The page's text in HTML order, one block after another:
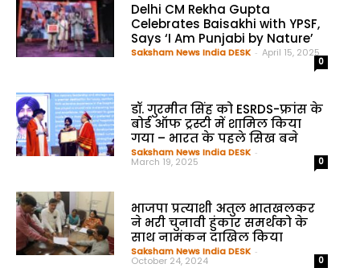
Delhi CM Rekha Gupta
Celebrates Baisakhi with YPSF,
Says ‘I Am Punjabi by Nature’
Saksham News India DESK - April 15, 2025
0
डॉ. गुरमीत सिंह को ESRDS-फ्रांस के
बोर्ड ऑफ ट्रस्टी में शामिल किया
गया – भारत के पहले सिख बने
Saksham News India DESK -
March 19, 2025 0
भाजपा प्रत्याशी अतुल भातखलकर
ने भरी चुनावी हुंकार समर्थको के
साथ नामंकन दाखिल किया
Saksham News India DESK -
October 24, 2024 0